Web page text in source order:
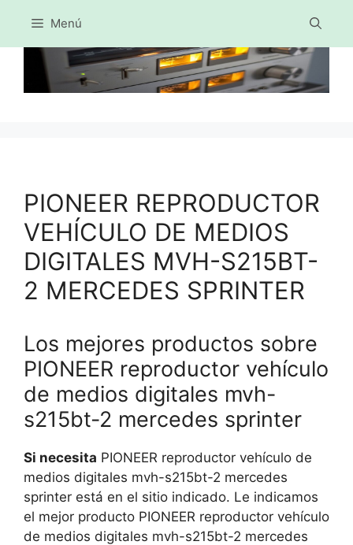
Saltar
al
contenido
Menú
PIONEER REPRODUCTOR
VEHÍCULO DE MEDIOS
DIGITALES MVH-S215BT-
2 MERCEDES SPRINTER
Los mejores productos sobre
PIONEER reproductor vehículo
de medios digitales mvh-
s215bt-2 mercedes sprinter
Si necesita PIONEER reproductor vehículo de
medios digitales mvh-s215bt-2 mercedes
sprinter está en el sitio indicado. Le indicamos
el mejor producto PIONEER reproductor vehículo
de medios digitales mvh-s215bt-2 mercedes